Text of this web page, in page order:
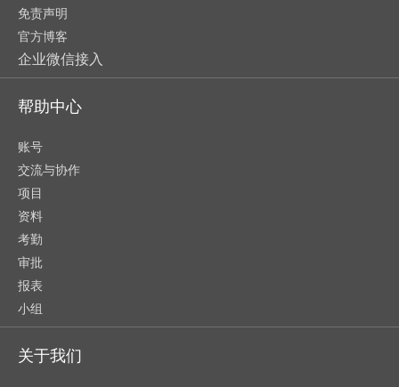
免责声明
官方博客
企业微信接入
帮助中心
账号
交流与协作
项目
资料
考勤
审批
报表
小组
关于我们